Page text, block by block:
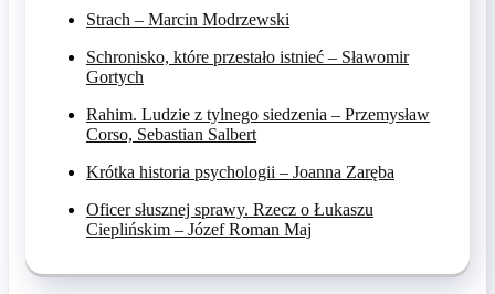
Strach – Marcin Modrzewski
Schronisko, które przestało istnieć – Sławomir
Gortych
Rahim. Ludzie z tylnego siedzenia – Przemysław
Corso, Sebastian Salbert
Krótka historia psychologii – Joanna Zaręba
Oficer słusznej sprawy. Rzecz o Łukaszu
Cieplińskim – Józef Roman Maj